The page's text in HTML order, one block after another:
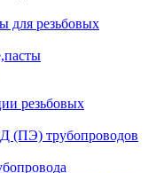
для резьбовых
резьбовых
трубопроводов